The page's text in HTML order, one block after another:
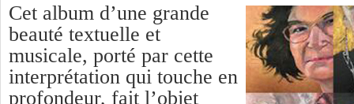
Cet album d’une grande
beauté textuelle et
musicale, porté par cette
interprétation qui touche en
profondeur, fait l’objet